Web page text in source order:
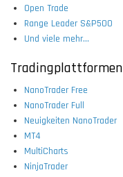
Open Trade
Range Leader S&P500
Und viele mehr...
Tradingplattformen
NanoTrader Free
NanoTrader Full
Neuigkeiten NanoTrader
MT4
MultiCharts
NinjaTrader